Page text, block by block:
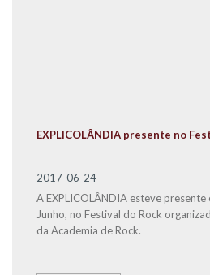
EXPLICOLÂNDIA presente no
2017-06-24
A EXPLICOLÂNDIA esteve
Junho, no Festival do Rock
da Academia de Rock.